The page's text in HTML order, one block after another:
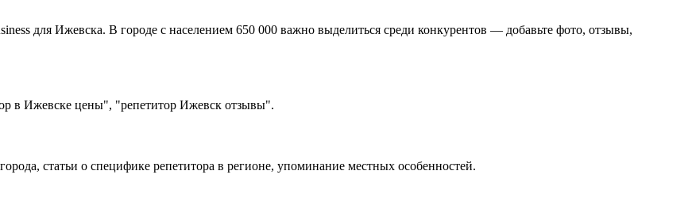
для Ижевска. В городе с населением 650 000 важно выделиться среди конкурентов — добавьте фото, отзывы,
в Ижевске цены", "репетитор Ижевск отзывы".
статьи о специфике репетитора в регионе, упоминание местных особенностей.